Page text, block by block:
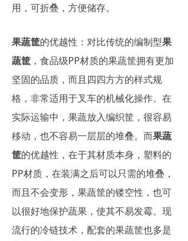
用，可折叠，方便储存。
果蔬筐的优越性：对比传统的编制型果
蔬筐 ，食品级PP材质的果蔬筐拥有更加
坚固的品质，而且四四方方的样式规
格，非常适用于叉车的机械化操作。在
实际运输中，果蔬放入编织筐，很容易
移动，也不容易一层层的堆叠。而果蔬
筐的优越性，在于其材质本身，塑料的
PP材质，在装满之后可以只需的堆叠，
而且不会变形，果蔬筐的镂空性，也可
以很好地保护蔬果，使其不易发霉。现
流行的冷链技术，配套的果蔬筐也多是